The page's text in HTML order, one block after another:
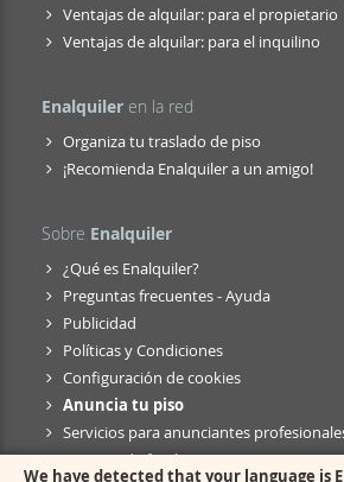
Ventajas de alquilar: para el propietario
Ventajas de alquilar: para el inquilino
Enalquiler en la red
Organiza tu traslado de piso
¡Recomienda Enalquiler a un amigo!
Sobre Enalquiler
¿Qué es Enalquiler?
Preguntas frecuentes - Ayuda
Publicidad
Políticas y Condiciones
Configuración de cookies
Anuncia tu piso
Servicios para anunciantes
Anuncio de fusión
We have detected that your language is